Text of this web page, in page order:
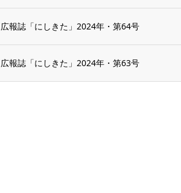
広報誌「にしきた」2024年・第64号
広報誌「にしきた」2024年・第63号